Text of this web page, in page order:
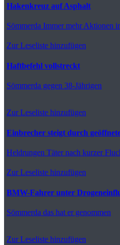
Hakenkreuz auf Asphalt
Sömmerda Immer mehr Aktionen
Zur Leseliste hinzufügen
Haftbefehl vollstreckt
Sömmerda gegen 38-Jährigen
Zur Leseliste hinzufügen
Einbrecher steigt durch
Heldrungen Täter nach kurzer
Zur Leseliste hinzufügen
BMW-Fahrer unter
Sömmerda das hat er genommen
Zur Leseliste hinzufügen